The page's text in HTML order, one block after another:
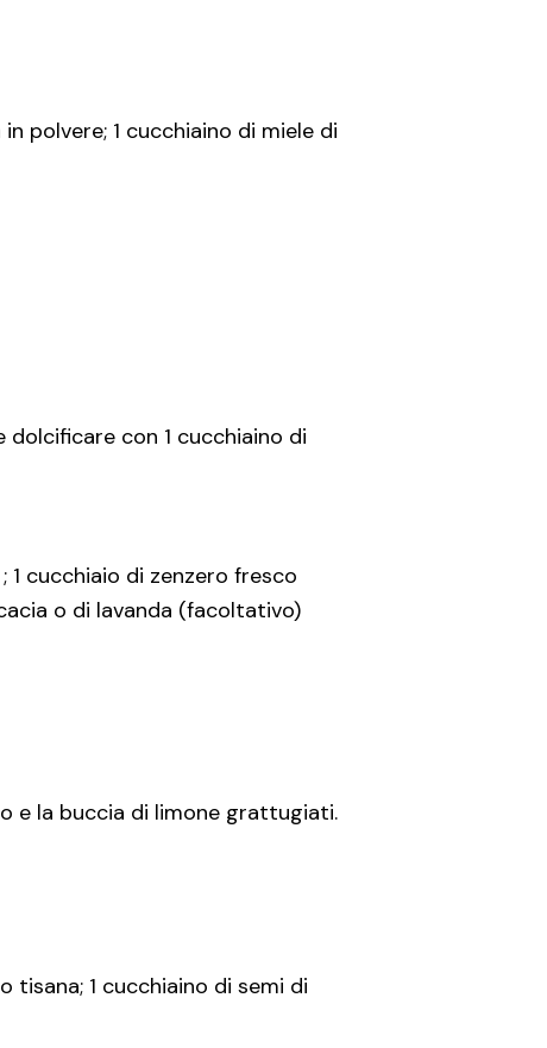
polvere; 1 cucchiaino di miele di
con 1 cucchiaino di
cucchiaio di zenzero fresco
o di lavanda (facoltativo)
e la buccia di limone grattugiati.
tisana; 1 cucchiaino di semi di